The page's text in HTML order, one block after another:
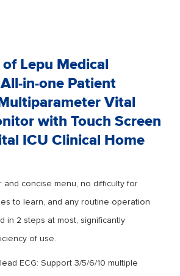
Lepu Medical
in-one Patient
Vital
with Touch Screen
ICU Clinical Home
and concise menu, no difficulty for
to learn, and any routine operation
in 2 steps at most, significantly
of use.
ECG: Support 3/5/6/10 multiple